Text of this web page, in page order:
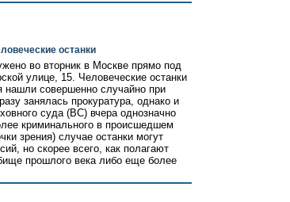
останки
во вторник в Москве прямо под
улице, 15. Человеческие останки
нашли совершенно случайно при
занялась прокуратура, однако и
суда (ВС) вчера однозначно
криминального в происшедшем
зрения) случае останки могут
но скорее всего, как полагают
прошлого века либо еще более